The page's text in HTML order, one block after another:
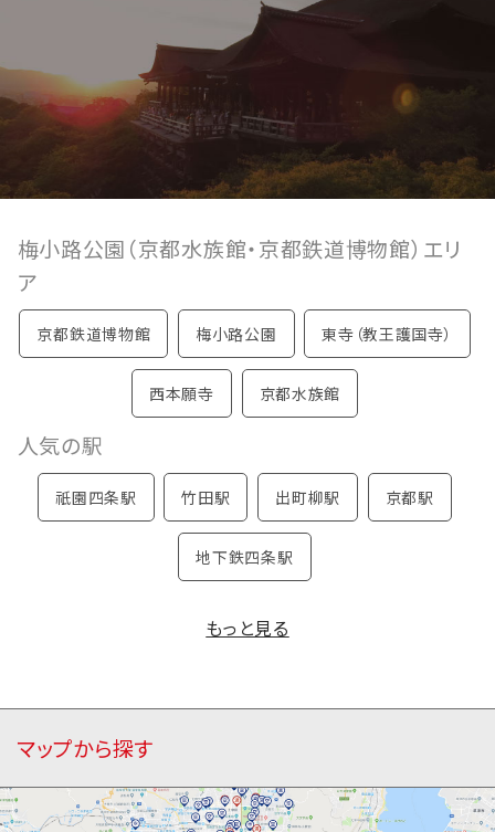
梅小路公園（京都水族館・京都鉄道博物館）エリ
ア
京都鉄道博物館 梅小路公園 東寺（教王護国寺）
西本願寺 京都水族館
人気の駅
祇園四条駅 竹田駅 出町柳駅 京都駅
地下鉄四条駅
もっと見る
マップから探す